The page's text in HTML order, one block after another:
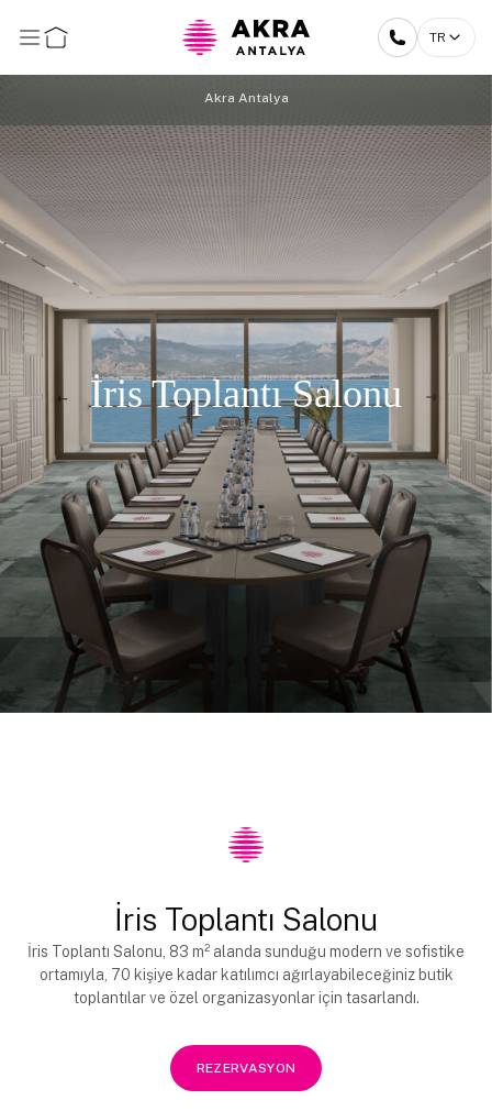
TR
Akra Antalya
İris Toplantı Salonu
İris Toplantı Salonu
İris Toplantı Salonu, 83 m² alanda sunduğu modern ve sofistike
ortamıyla, 70 kişiye kadar katılımcı ağırlayabileceğiniz butik
toplantılar ve özel organizasyonlar için tasarlandı.
REZERVASYON